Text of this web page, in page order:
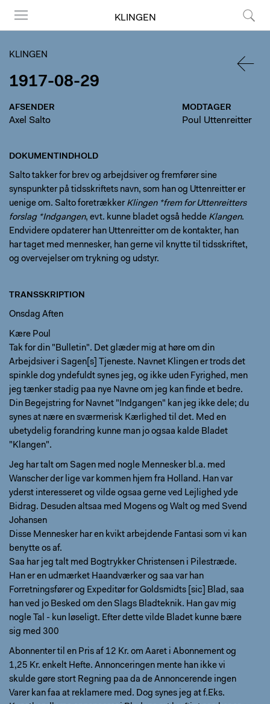
KLINGEN
KLINGEN
1917-08-29
AFSENDER
Axel Salto
MODTAGER
Poul Uttenreitter
DOKUMENTINDHOLD
Salto takker for brev og arbejdsiver og fremfører sine
synspunkter på tidsskriftets navn, som han og Uttenreitter er
uenige om. Salto foretrækker Klingen *frem for Uttenreitters
forslag *Indgangen, evt. kunne bladet også hedde Klangen.
Endvidere opdaterer han Uttenreitter om de kontakter, han
har taget med mennesker, han gerne vil knytte til tidsskriftet,
og overvejelser om trykning og udstyr.
TRANSSKRIPTION
Onsdag Aften
Kære Poul
Tak for din "Bulletin". Det glæder mig at høre om din
Arbejdsiver i Sagen[s] Tjeneste. Navnet Klingen er trods det
spinkle dog yndefuldt synes jeg, og ikke uden Fyrighed, men
jeg tænker stadig paa nye Navne om jeg kan finde et bedre.
Din Begejstring for Navnet "Indgangen" kan jeg ikke dele; du
synes at nære en sværmerisk Kærlighed til det. Med en
ubetydelig forandring kunne man jo ogsaa kalde Bladet
"Klangen".
Jeg har talt om Sagen med nogle Mennesker bl.a. med
Wanscher der lige var kommen hjem fra Holland. Han var
yderst interesseret og vilde ogsaa gerne ved Lejlighed yde
Bidrag. Desuden altsaa med Mogens og Walt og med Svend
Johansen
Disse Mennesker har en kvikt arbejdende Fantasi som vi kan
benytte os af.
Saa har jeg talt med Bogtrykker Christensen i Pilestræde.
Han er en udmærket Haandværker og saa var han
Forretningsfører og Expeditør for Goldsmidts [sic] Blad, saa
han ved jo Besked om den Slags Bladteknik. Han gav mig
nogle Tal - kun løseligt. Efter dette vilde Bladet kunne bære
sig med 300
Abonnenter til en Pris af 12 Kr. om Aaret i Abonnement og
1,25 Kr. enkelt Hefte. Annonceringen mente han ikke vi
skulde gøre stort Regning paa da de Annoncerende ingen
Varer kan faa at reklamere med. Dog synes jeg at f.Eks.